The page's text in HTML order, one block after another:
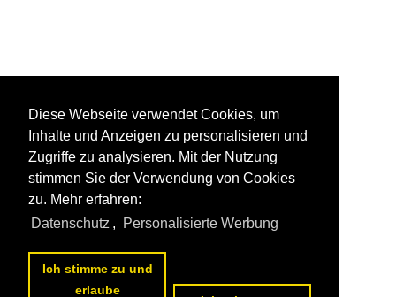
Diese Webseite verwendet Cookies, um
Inhalte und Anzeigen zu personalisieren und
Zugriffe zu analysieren. Mit der Nutzung
stimmen Sie der Verwendung von Cookies
zu. Mehr erfahren:
Datenschutz , Personalisierte Werbung
Ich stimme zu und
erlaube